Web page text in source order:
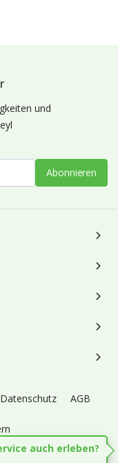
und
Abonnieren
Datenschutz AGB
auch erleben?